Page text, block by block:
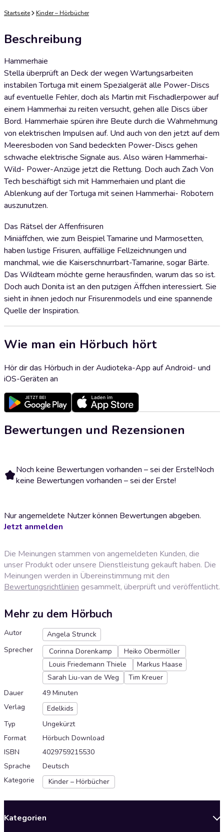
Startseite Kinder – Hörbücher
Beschreibung
Hammerhaie
Stella überprüft an Deck der wegen Wartungsarbeiten
instabilen Tortuga mit einem Spezialgerät alle Power-Discs
auf eventuelle Fehler, doch als Martin mit Fischadlerpower auf
einem Hammerhai zu reiten versucht, gehen alle Discs über
Bord. Hammerhaie spüren ihre Beute durch die Wahrnehmung
von elektrischen Impulsen auf. Und auch von den jetzt auf dem
Meeresboden von Sand bedeckten Power-Discs gehen
schwache elektrische Signale aus. Also wären Hammerhai-
Wild- Power-Anzüge jetzt die Rettung. Doch auch Zach Von
Tech beschäftigt sich mit Hammerhaien und plant die
Ablenkung auf der Tortuga mit seinen Hammerhai- Robotern
auszunutzen.
Das Rätsel der Affenfrisuren
Miniäffchen, wie zum Beispiel Tamarine und Marmosetten,
haben lustige Frisuren, auffällige Fellzeichnungen und
manchmal, wie die Kaiserschnurrbart-Tamarine, sogar Bärte.
Das Wildteam möchte gerne herausfinden, warum das so ist.
Doch auch Donita ist an den putzigen Äffchen interessiert. Sie
sieht in ihnen jedoch nur Frisurenmodels und eine spannende
Quelle der Inspiration.
Wie man ein Hörbuch hört
Hör dir das Hörbuch in der Audioteka-App auf Android- und
iOS-Geräten an
Bewertungen und Rezensionen
Noch keine Bewertungen vorhanden – sei der Erste!Noch
keine Bewertungen vorhanden – sei der Erste!
Nur angemeldete Nutzer können Bewertungen abgeben.
Jetzt anmelden
Die Meinungen stammen von angemeldeten Kunden, die
unser Produkt oder unsere Dienstleistung gekauft haben. Die
Meinungen werden in Übereinstimmung mit den
Bewertungsrichtlinien gesammelt, überprüft und veröffentlicht.
Mehr zu dem Hörbuch
Autor
Angela Strunck
Sprecher
Corinna Dorenkamp
Heiko Obermöller
Louis Friedemann Thiele
Markus Haase
Sarah Liu-van de Weg
Tim Kreuer
Dauer
49 Minuten
Verlag
Edelkids
Typ
Ungekürzt
Format
Hörbuch Download
ISBN
4029759215530
Sprache
Deutsch
Kategorie
Kinder – Hörbücher
Kategorien